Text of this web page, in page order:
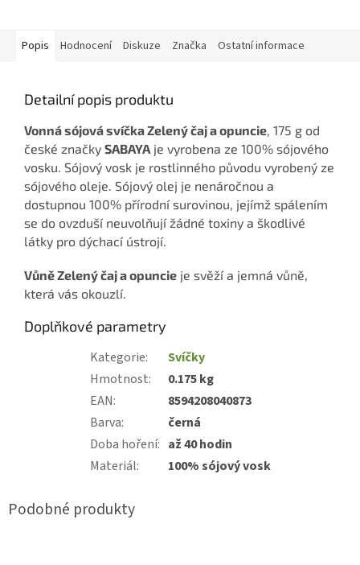
Popis Hodnocení Diskuze Značka Ostatní informace
Detailní popis produktu
Vonná sójová svíčka Zelený čaj a opuncie , 175 g od
české značky SABAYA je vyrobena ze 100% sójového
vosku. Sójový vosk je rostlinného původu vyrobený ze
sójového oleje. Sójový olej je nenáročnou a
dostupnou 100% přírodní surovinou, jejímž spálením
se do ovzduší neuvolňují žádné toxiny a škodlivé
látky pro dýchací ústrojí.
Vůně Zelený čaj a opuncie je svěží a jemná vůně,
která vás okouzlí.
Doplňkové parametry
Kategorie:
Svíčky
Hmotnost:
0.175 kg
EAN:
8594208040873
Barva:
černá
Doba hoření: až 40 hodin
Materiál: 100% sójový vosk